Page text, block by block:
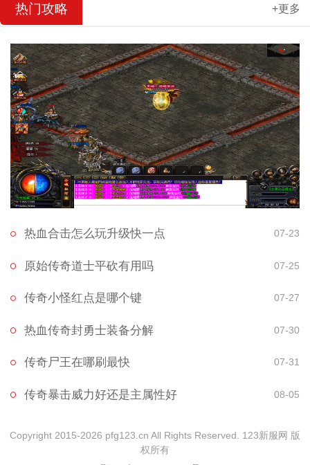
热门攻略 +更多
热血合击怎么玩升级快一点 07-23
原始传奇道士平砍有用吗 07-25
传奇小怪红点是哪个键 07-27
热血传奇封勇士装备分解 07-30
传奇尸王在哪刷最快 07-31
传奇暴击威力好还是主属性好 08-05
Copyright 2015-2026 pfg123.cn All Rights Reserved. 123新服网 版
权所有